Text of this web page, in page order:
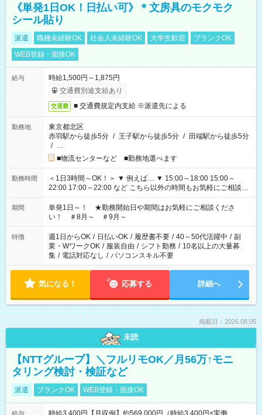
《単発1日OK！日払い可》＊文房具のモクモク
シール貼り
派遣 職種未経験OK 社会人未経験OK 大学生歓迎
ブランクOK
WEB登録・面接OK
給与
時給1,500円～1,875円
交通費別途支給あり
交通費 ■ 交通費規定内支給 ※派遣先による
勤務地
東京都北区
赤羽駅から徒歩5分 / 王子駅から徒歩5分 / 田端駅から徒歩5分
/ …
■物流センターなど ■勤務地選べます
勤務時間
＜1日3時間～OK！＞ ▼ 例えば… ▼ 15:00～18:00 15:00～
22:00 17:00～22:00 など こちら以外の時間もお気軽にご相談く
ださい！
期間
単発1日～！ ★勤務開始日や期間はお気軽にご相談くださ
い！ ＃8月～ ＃9月～
特徴 週1日からOK / 日払いOK / 履歴書不要 / 40～50代活躍中 / 副
業・WワークOK / 服装自由 / シフト勤務 / 10名以上の大量募
集 / 電話対応なし / パソコンスキル不要
気になる！ 応募する 詳細へ
掲載日：2026.08.05
未読
【NTTグループ】＼フルリモOK／月56万↑モニ
タリング検討・検証など
派遣 ブランクOK WEB登録・面接OK
給与 時給3,400円【月収例】約569,000円（時給3,400円×実働